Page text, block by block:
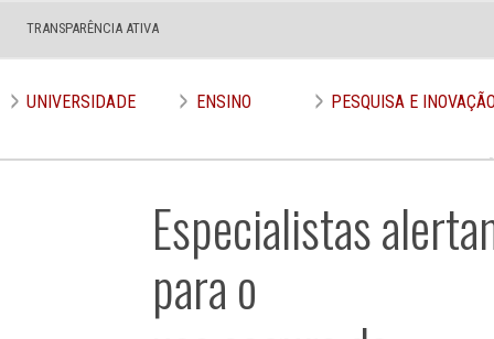
TRANSPARÊNCIA ATIVA
UNIVERSIDADE ENSINO PESQUISA E
Especialistas
para o